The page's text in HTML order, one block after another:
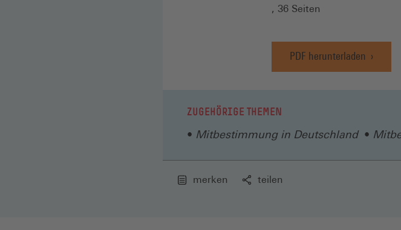
, 36 Seiten
PDF herunterladen
ZUGEHÖRIGE THEMEN
Mitbestimmung in Deutschland
merken teilen